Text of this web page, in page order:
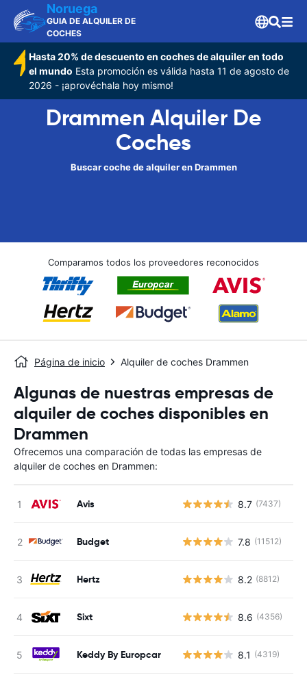
Noruega
GUIA DE ALQUILER DE
COCHES
Hasta 20% de descuento en coches de alquiler en todo
el mundo Esta promoción es válida hasta 11 de agosto de
2026 - ¡aprovéchala hoy mismo!
Drammen Alquiler De
Coches
Buscar coche de alquiler en Drammen
Comparamos todos los proveedores reconocidos
Página de inicio Alquiler de coches Drammen
Algunas de nuestras empresas de
alquiler de coches disponibles en
Drammen
Ofrecemos una comparación de todas las empresas de
alquiler de coches en Drammen:
Avis 8.7 (7437)
Budget 7.8 (11512)
Hertz 8.2 (8812)
Sixt 8.6 (4356)
Keddy By Europcar 8.1 (4319)